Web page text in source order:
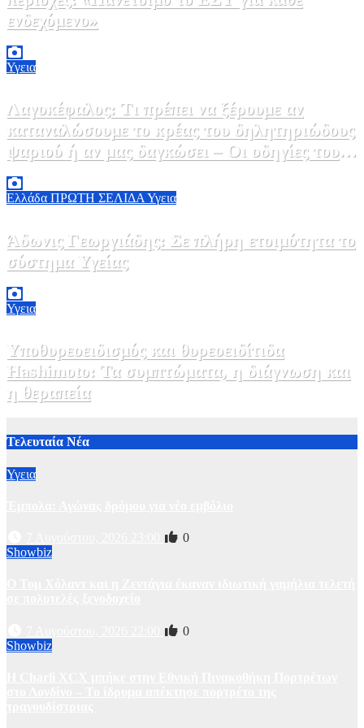
ενδεχόμενο»
Υγεια
Λαγοκέφαλος: Τι πρέπει να ξέρουμε αν
καταναλώσουμε το κρέας του δηλητηριώδους
ψαριού ή αν μας δαγκώσει – Οι οδηγίες του
ΕΟΔΥ
Ελλάδα ΠΡΩΤΗ ΣΕΛΙΔΑΥγεια
Άδωνις Γεωργιάδης: Σε πλήρη ετοιμότητα το
σύστημα Υγείας
Υγεια
Υποθυρεοειδισμός και θυρεοειδίτιδα
Hashimoto: Τα συμπτώματα, η διάγνωση και
η θεραπεία
Τελευταία Νέα
Υγεια
0
Showbiz
0
Showbiz